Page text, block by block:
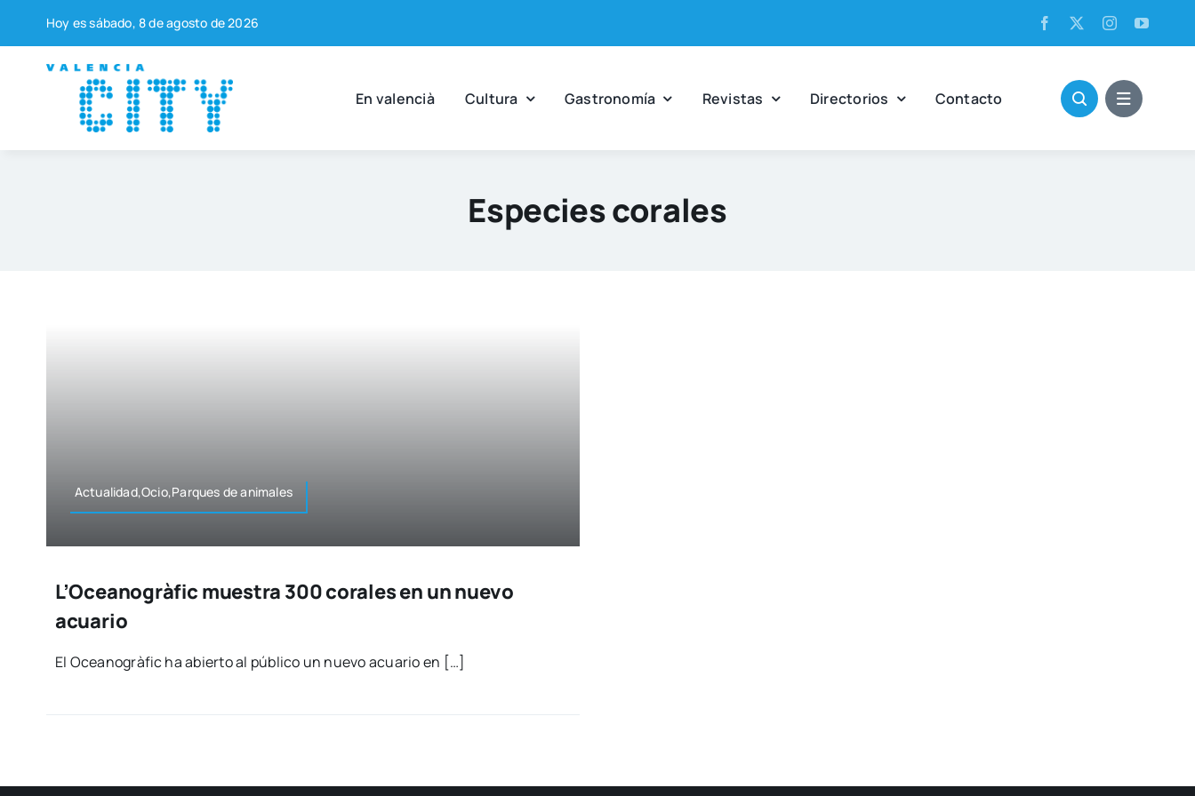
contenido
Hoy es sába­do, 8 de agos­to de 2026
En valen­cià Cul­tu­ra Gas­tro­no­mía Revis­tas Direc­to­rios Con­tac­to
Especies corales
Actualidad,Ocio,Parques de ani­ma­les
L’Oceanogràfic muestra 300 corales en un nuevo
acuario
El Ocea­no­grà­fic ha abier­to al públi­co un nue­vo acua­rio en […]